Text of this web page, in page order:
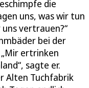
die
uns, was wir tun
vertrauen?“
bei der
ertrinken
sagte er.
Alten Tuchfabrik